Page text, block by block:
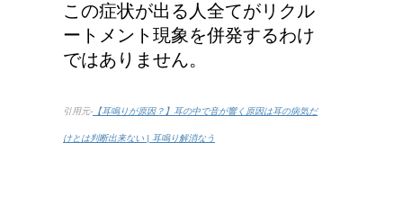
この症状が出る人全てがリクル
ートメント現象を併発するわけ
ではありません。
引用元- 【耳鳴りが原因？】耳の中で音が響く原因は耳の病気だ
けとは判断出来ない | 耳鳴り解消なう